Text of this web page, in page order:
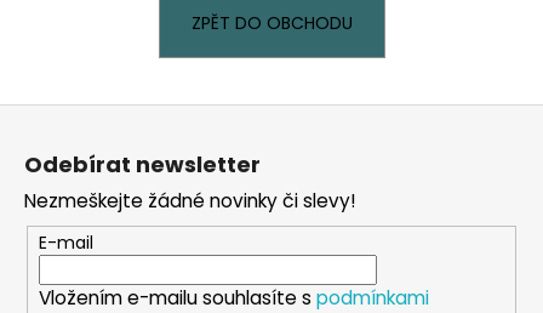
ZPĚT DO OBCHODU
e
m
e
SÓJOVÁ
Z
Odebírat newsletter
Nezmeškejte žádné novinky či slevy!
E-mail
Vložením e-mailu souhlasíte s podmínkami